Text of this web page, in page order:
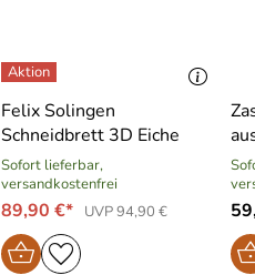
Felix Solingen
Schneidbrett 3D Eiche
Sofort lieferbar,
versandkostenfrei
89,90 €* UVP 94,90 €